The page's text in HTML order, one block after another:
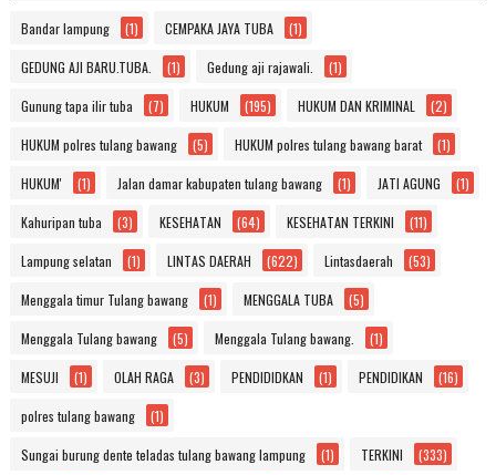
Bandar lampung (1) CEMPAKA JAYA TUBA (1)
GEDUNG AJI BARU.TUBA. (1) Gedung aji rajawali. (1)
Gunung tapa ilir tuba (7) HUKUM (195) HUKUM DAN KRIMINAL (2)
HUKUM polres tulang bawang (5) HUKUM polres tulang bawang barat (1)
HUKUM' (1) Jalan damar kabupaten tulang bawang (1) JATI AGUNG (1)
Kahuripan tuba (3) KESEHATAN (64) KESEHATAN TERKINI (11)
Lampung selatan (1) LINTAS DAERAH (622) Lintasdaerah (53)
Menggala timur Tulang bawang (1) MENGGALA TUBA (5)
Menggala Tulang bawang (5) Menggala Tulang bawang. (1)
MESUJI (1) OLAH RAGA (3) PENDIDIDKAN (1) PENDIDIKAN (16)
polres tulang bawang (1)
Sungai burung dente teladas tulang bawang lampung (1) TERKINI (333)